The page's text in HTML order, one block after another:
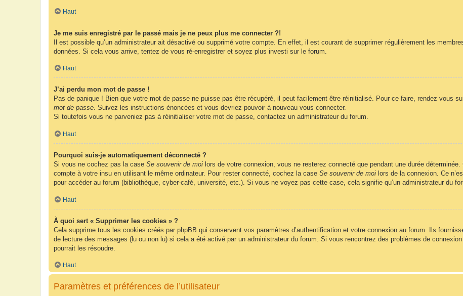
Haut
Je me suis enregistré par le passé mais je ne peux plus me connecter ?!
Il est possible qu’un administrateur ait désactivé ou supprimé votre compte. En effet, il est courant de supprimer régulièrement les
données. Si cela vous arrive, tentez de vous ré-enregistrer et soyez plus investi sur le forum.
Haut
J’ai perdu mon mot de passe !
Pas de panique ! Bien que votre mot de passe ne puisse pas être récupéré, il peut facilement être réinitialisé. Pour ce faire, rendez vous
mot de passe. Suivez les instructions énoncées et vous devriez pouvoir à nouveau vous connecter.
Si toutefois vous ne parveniez pas à réinitialiser votre mot de passe, contactez un administrateur du forum.
Haut
Pourquoi suis-je automatiquement déconnecté ?
Si vous ne cochez pas la case Se souvenir de moi lors de votre connexion, vous ne resterez connecté que pendant une durée déterminée.
compte à votre insu en utilisant le même ordinateur. Pour rester connecté, cochez la case Se souvenir de moi lors de la connexion. Ce
pour accéder au forum (bibliothèque, cyber-café, université, etc.). Si vous ne voyez pas cette case, cela signifie qu’un administrateur du
Haut
À quoi sert « Supprimer les cookies » ?
Cela supprime tous les cookies créés par phpBB qui conservent vos paramètres d’authentification et votre connexion au forum. Ils
de lecture des messages (lu ou non lu) si cela a été activé par un administrateur du forum. Si vous rencontrez des problèmes de
pourrait les résoudre.
Haut
Paramètres et préférences de l’utilisateur